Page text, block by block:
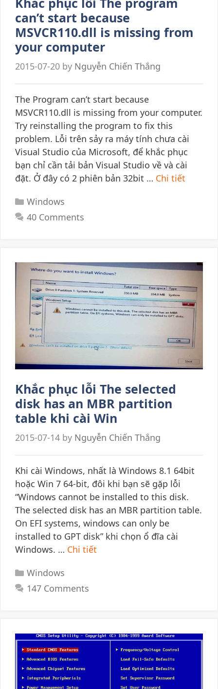
can’t start because
MSVCR110.dll is missing from
your computer
2015-07-20 by Nguyễn Chiến Thắng
The Program can’t start because
MSVCR110.dll is missing from your computer.
Try reinstalling the program to fix this
problem. Lỗi trên sảy ra máy tính chưa cài
Visual Studio của Microsoft, để khắc phục
bạn chỉ cần tải bản Visual Studio về và cài
đặt. Ở đây có 2 phiên bản 32bit … Chi tiết
Categories
Windows
40 Comments
Khắc phục lỗi The selected
disk has an MBR partition
table khi cài Win
2015-07-14 by Nguyễn Chiến Thắng
Khi cài Windows, nhất là Windows 8.1 64bit
hoặc Win 7 64-bit, đôi khi bạn sẽ gặp lỗi
“Windows cannot be installed to this disk.
The selected disk has an MBR partition table.
On EFI systems, windows can only be
installed to GPT disk” khi chọn ổ đĩa cài
Windows. … Chi tiết
Categories
Windows
147 Comments